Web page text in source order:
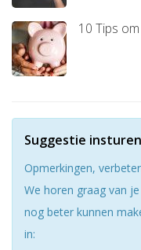
10 Tips
Suggestie insturen
Opmerkingen,
We horen graag van
nog beter kunnen
in: